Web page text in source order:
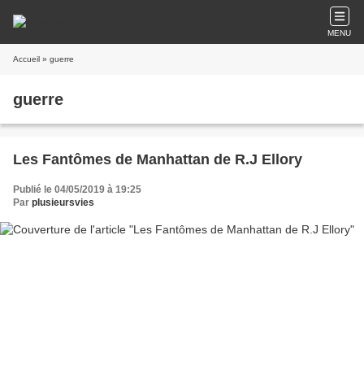
MENU
Accueil » guerre
guerre
Les Fantômes de Manhattan de R.J Ellory
Publié le 04/05/2019 à 19:25
Par plusieursvies